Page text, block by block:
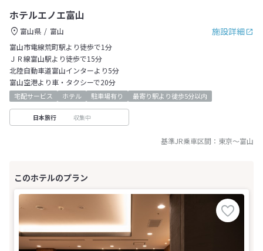
ホテルエノエ富山
施設詳細
富山県
富山
富山市電線荒町駅より徒歩で1分
ＪＲ線富山駅より徒歩で15分
北陸自動車道富山インターより5分
富山空港より車・タクシーで20分
宅配サービス ホテル 駐車場有り 最寄り駅より徒歩5分以内
日本旅行 収集中
基準JR乗車区間： 東京～富山